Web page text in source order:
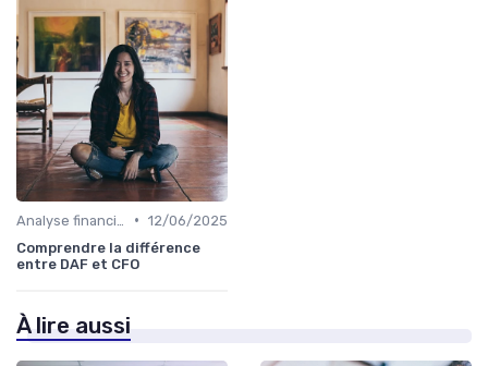
• 12/06/2025
Comprendre la différence
entre DAF et CFO
À lire aussi